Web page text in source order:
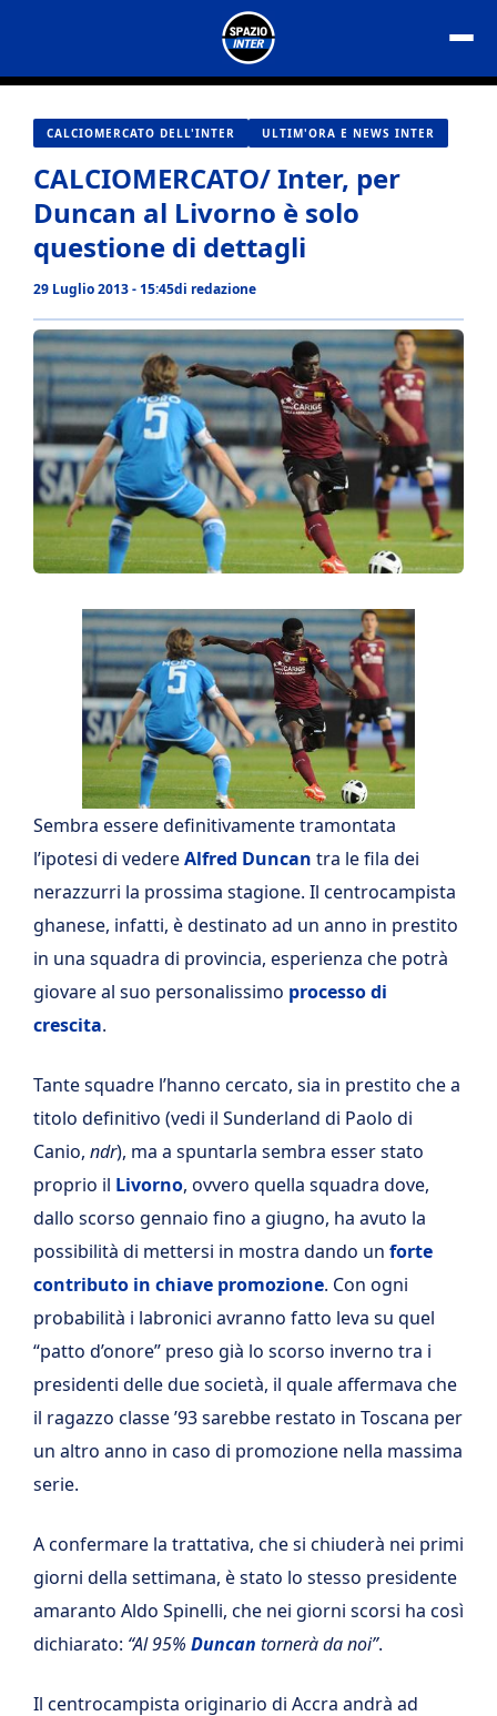
contenuto
CALCIOMERCATO DELL'INTER ULTIM'ORA E NEWS INTER
CALCIOMERCATO/ Inter, per
Duncan al Livorno è solo
questione di dettagli
29 Luglio 2013 - 15:45di redazione
Sembra essere definitivamente tramontata
l’ipotesi di vedereAlfred Duncan tra le fila dei
nerazzurri la prossima stagione. Il centrocampista
ghanese, infatti, è destinato ad un anno in prestito
in una squadra di provincia, esperienza che potrà
giovare al suo personalissimo processo di
crescita.
Tante squadre l’hanno cercato, sia in prestito che a
titolo definitivo (vedi il Sunderland di Paolo di
Canio, ndr), ma a spuntarla sembra esser stato
proprio il Livorno, ovvero quella squadra dove,
dallo scorso gennaio fino a giugno, ha avuto la
possibilità di mettersi in mostra dando un forte
contributo in chiave promozione. Con ogni
probabilità i labronici avranno fatto leva su quel
“patto d’onore” preso già lo scorso inverno tra i
presidenti delle due società, il quale affermava che
il ragazzo classe ’93 sarebbe restato in Toscana per
un altro anno in caso di promozione nella massima
serie.
A confermare la trattativa, che si chiuderà nei primi
giorni della settimana, è stato lo stesso presidente
amaranto Aldo Spinelli, che nei giorni scorsi ha così
dichiarato: “Al 95% Duncan tornerà da noi”.
Il centrocampista originario di Accra andrà ad